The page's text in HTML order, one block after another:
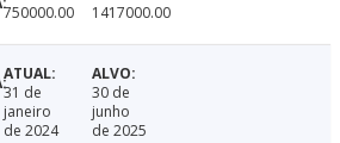
750000.00 1417000.00
31 de
janeiro
de 2024
30 de
junho
de 2025